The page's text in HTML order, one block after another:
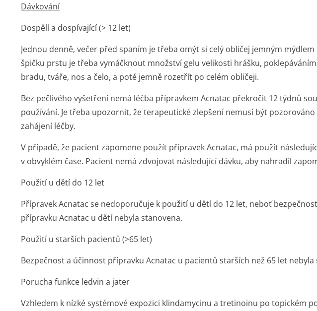
Dávkování
Dospělí a dospívající (> 12 let)
Jednou denně, večer před spaním je třeba omýt si celý obličej jemným mýdlem
špičku prstu je třeba vymáčknout množství gelu velikosti hrášku,
bradu, tváře, nos a čelo, a poté jemně rozetřít po celém obličeji.
Bez pečlivého vyšetření nemá léčba přípravkem Acnatac překročit 12 týdnů
používání. Je třeba upozornit, že terapeutické zlepšení nemusí být
zahájení léčby.
V případě, že pacient zapomene použít přípravek Acnatac, má použít
v obvyklém čase. Pacient nemá zdvojovat následující dávku, aby nahradil
Použití u dětí do 12 let
Přípravek Acnatac se nedoporučuje k použití u dětí do 12 let, neboť
přípravku Acnatac u dětí nebyla stanovena.
Použití u starších pacientů (>65 let)
Bezpečnost a účinnost přípravku Acnatac u pacientů starších než 65 let nebyla
Porucha funkce ledvin a jater
Vzhledem k nízké systémové expozici klindamycinu a tretinoinu po topickém